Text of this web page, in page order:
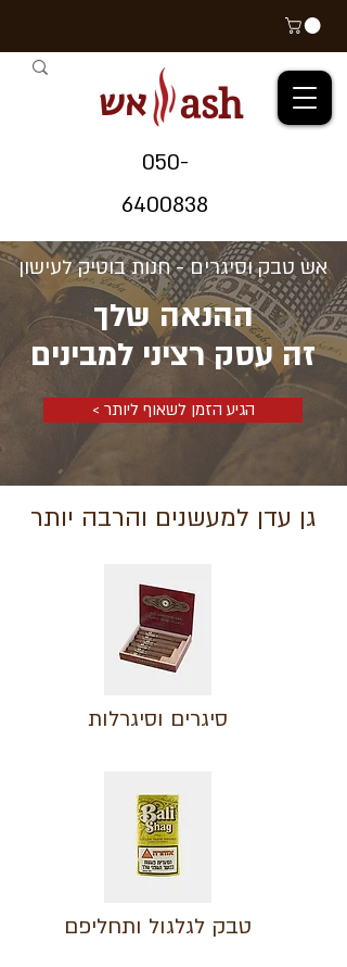
אש ash
050-
6400838
אש טבק וסיגרים - חנות בוטיק לעישון
ההנאה שלך
זה עסק רציני למבינים
< הגיע הזמן לשאוף ליותר
גן עדן למעשנים והרבה יותר
סיגרים וסיגרלות
טבק לגלגול ותחליפם